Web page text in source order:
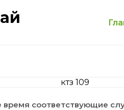
соответствующие